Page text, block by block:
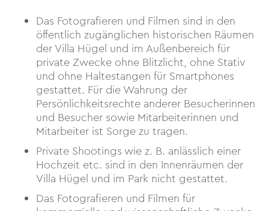
Das Fotografieren und Filmen sind in den
öffentlich zugänglichen historischen Räumen
der Villa Hügel und im Außenbereich für
private Zwecke ohne Blitzlicht, ohne Stativ
und ohne Haltestangen für Smartphones
gestattet. Für die Wahrung der
Persönlichkeitsrechte anderer Besucherinnen
und Besucher sowie Mitarbeiterinnen und
Mitarbeiter ist Sorge zu tragen.
Private Shootings wie z. B. anlässlich einer
Hochzeit etc. sind in den Innenräumen der
Villa Hügel und im Park nicht gestattet.
Das Fotografieren und Filmen für